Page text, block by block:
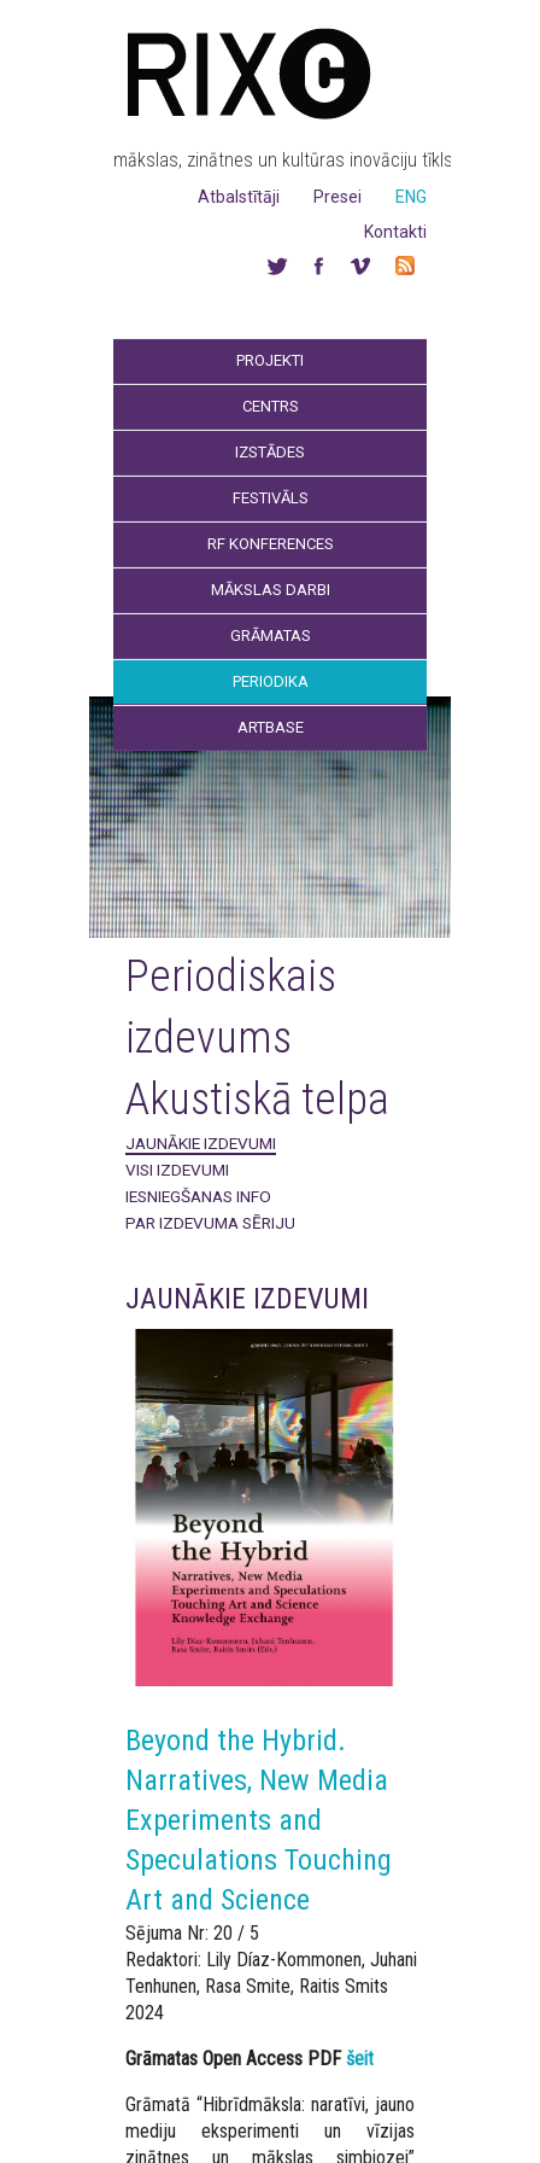
mākslas, zinātnes un kultūras inovāciju tīkls
ENG
Presei
Atbalstītāji
Kontakti
PROJEKTI
CENTRS
IZSTĀDES
FESTIVĀLS
RF KONFERENCES
MĀKSLAS DARBI
GRĀMATAS
PERIODIKA
ARTBASE
Periodiskais
izdevums
Akustiskā telpa
JAUNĀKIE IZDEVUMI
VISI IZDEVUMI
IESNIEGŠANAS INFO
PAR IZDEVUMA SĒRIJU
JAUNĀKIE IZDEVUMI
Beyond the Hybrid.
Narratives, New Media
Experiments and
Speculations Touching
Art and Science
Sējuma Nr: 20 / 5
Redaktori: Lily Díaz-Kommonen, Juhani
Tenhunen, Rasa Smite, Raitis Smits
2024
Grāmatas Open Access PDFšeit
Grāmatā “Hibrīdmāksla: naratīvi, jauno
mediju eksperimenti un vīzijas
zinātnes un mākslas simbiozei”